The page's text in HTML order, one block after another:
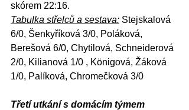
skórem 22:16.
Tabulka střelců a sestava: Stejskalová
6/0, Šenkyříková 3/0, Poláková,
Berešová 6/0, Chytilová, Schneiderová
2/0, Kilianová 1/0 , Königová, Žáková
1/0, Palíková, Chromečková 3/0
Třetí utkání s domácím týmem